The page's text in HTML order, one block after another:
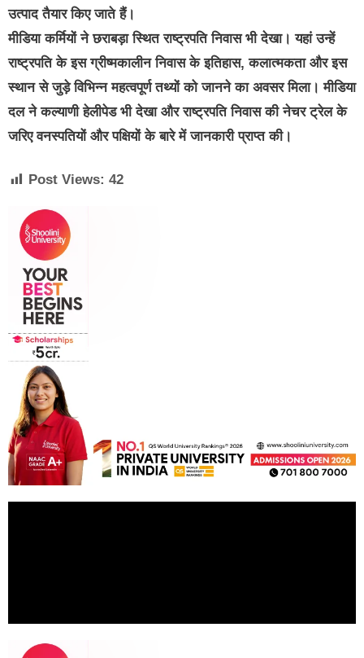
उत्पाद तैयार किए जाते हैं।
मीडिया कर्मियों ने छराबड़ा स्थित राष्ट्रपति निवास भी देखा। यहां उन्हें
राष्ट्रपति के इस ग्रीष्मकालीन निवास के इतिहास, कलात्मकता और इस
स्थान से जुड़े विभिन्न महत्वपूर्ण तथ्यों को जानने का अवसर मिला। मीडिया
दल ने कल्याणी हेलीपेड भी देखा और राष्ट्रपति निवास की नेचर ट्रेल के
जरिए वनस्पतियों और पक्षियों के बारे में जानकारी प्राप्त की।
Post Views: 42